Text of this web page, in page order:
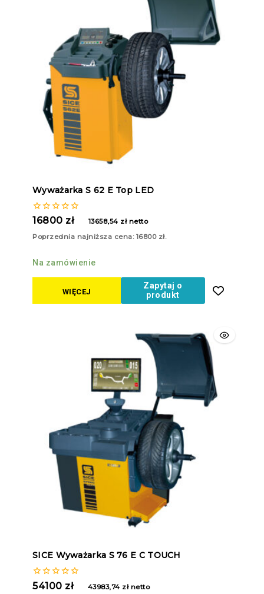
Wyważarka S 62 E Top LED
0
5
16800 zł 13658,54 złnetto
Poprzednia najniższa cena: 16800 zł.
Na zamówienie
WIĘCEJ
Zapytaj o
produkt
SICE Wyważarka S 76 E C TOUCH
0
54100 zł 43983,74 złnetto